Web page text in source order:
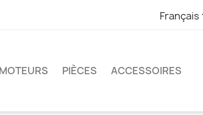
Français
MOTEURS PIÈCES ACCESSOIRES